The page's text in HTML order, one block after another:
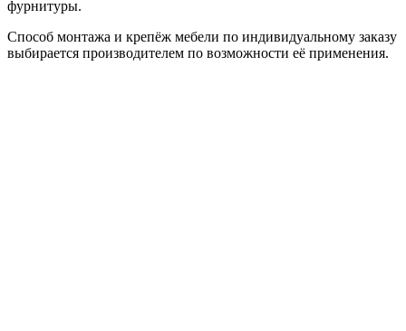
фурнитуры.
Способ монтажа и крепёж мебели по индивидуальному заказу
выбирается производителем по возможности её применения.